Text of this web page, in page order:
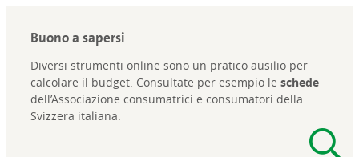
Buono a sapersi
Diversi strumenti online sono un pratico ausilio per
calcolare il budget. Consultate per esempio le schede
dell’Associazione consumatrici e consumatori della
Svizzera italiana.